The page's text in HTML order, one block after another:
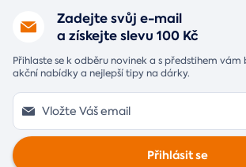
Zadejte svůj e-mail
a získejte slevu 100 Kč
Přihlaste se k odběru novinek a s předstihem
akční nabídky a nejlepší tipy na dárky.
Přihlásit se